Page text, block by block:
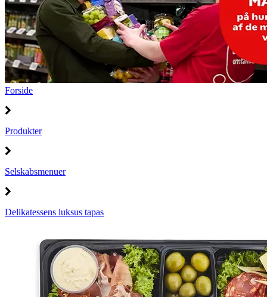
Forside
Produkter
Selskabsmenuer
Delikatessens luksus tapas